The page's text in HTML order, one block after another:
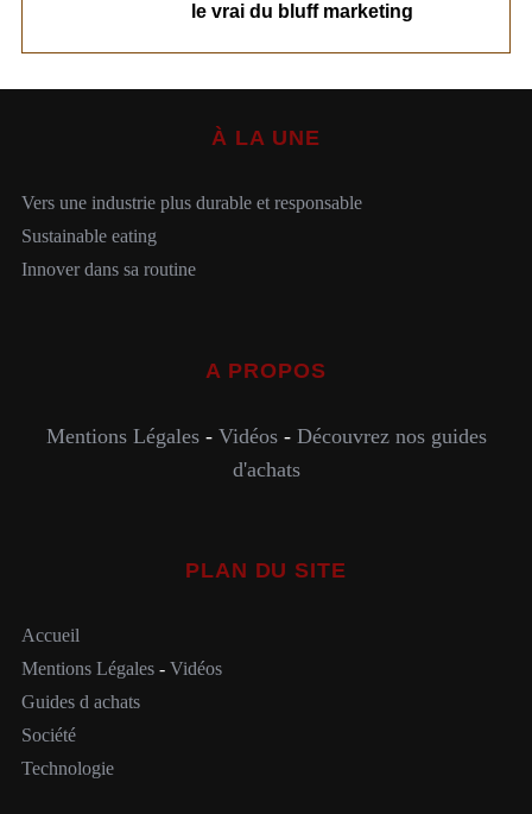
le vrai du bluff marketing
À LA UNE
Vers une industrie plus durable et responsable
Sustainable eating
Innover dans sa routine
A PROPOS
Mentions Légales- Vidéos- Découvrez nos guides
d'achats
PLAN DU SITE
Accueil
Mentions Légales- Vidéos
Guides d achats
Société
Technologie